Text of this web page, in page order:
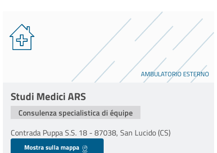
AMBULATORIO ESTERNO
Studi Medici ARS
Consulenza specialistica di équipe
Contrada Puppa S.S. 18 - 87038, San Lucido (CS)
Mostra sulla mappa